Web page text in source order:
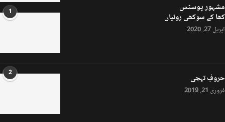
مشہور پوسٹس 1 کھا کے سوکھی روٹیاں
اپریل 27, 2020
2 حروفِ تہجی
فروری 21, 2019